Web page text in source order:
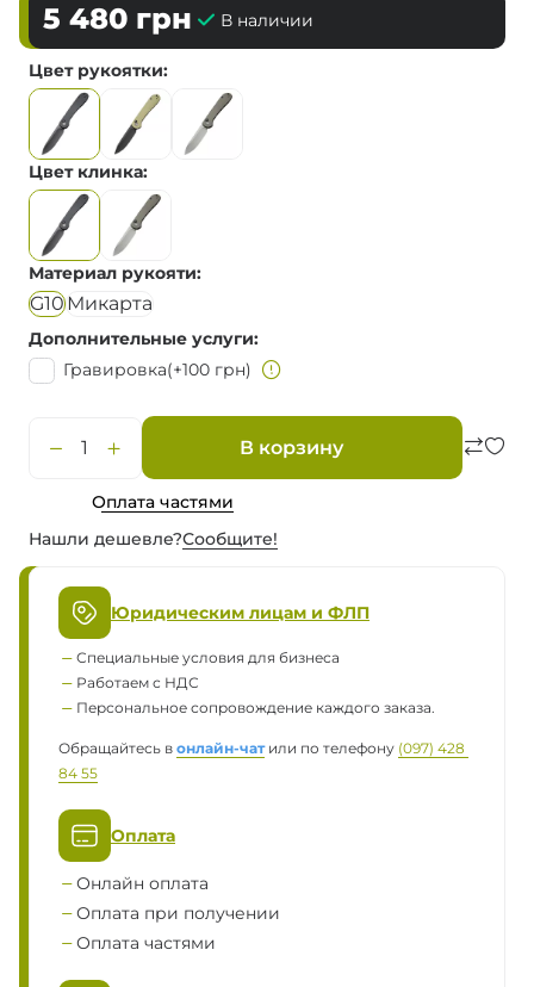
5 480 грн В наличии
Цвет рукоятки
Цвет клинка
Материал рукояти
G10 Микарта
Дополнительные услуги
Гравировка(+100 грн)
В корзину
Оплата частями
Нашли дешевле?Сообщите!
Юридическим лицам и ФЛП
Специальные условия для бизнеса
Работаем с НДС
Персональное сопровождение каждого заказа.
Обращайтесь в онлайн-чатили по телефону (097) 428
84 55
Оплата
Онлайн оплата
Оплата при получении
Оплата частями